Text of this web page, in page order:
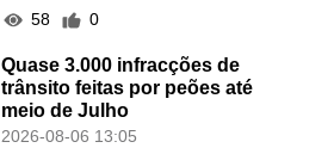
58
0
Quase 3.000 infracções de
trânsito feitas por peões até
meio de Julho
2026-08-06 13:05